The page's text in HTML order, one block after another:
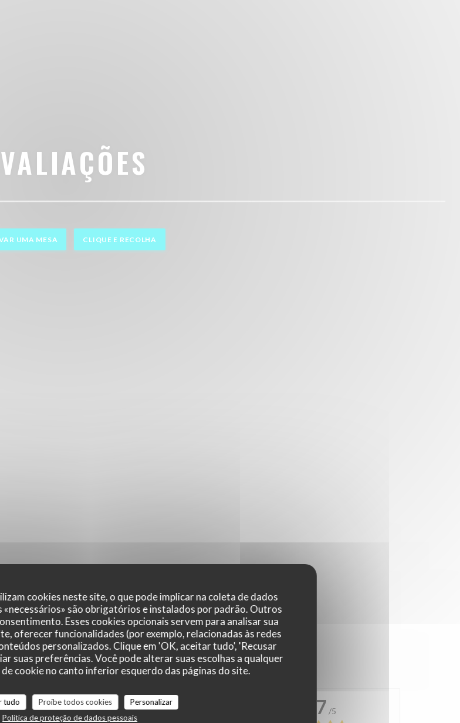
cookies neste site, o que pode implicar na coleta de dados
«necessários» são obrigatórios e instalados por padrão. Outros
Esses cookies opcionais servem para analisar sua
oferecer funcionalidades (por exemplo, relacionadas às redes
personalizados. Clique em 'OK, aceitar tudo', 'Recusar
suas preferências. Você pode alterar suas escolhas a qualquer
cookie no canto inferior esquerdo das páginas do site.
tudo Proíbe todos cookies
Personalizar
Política de proteção de dados pessoais
UMA MESA CLIQUE E RECOLHA
4.7 /5